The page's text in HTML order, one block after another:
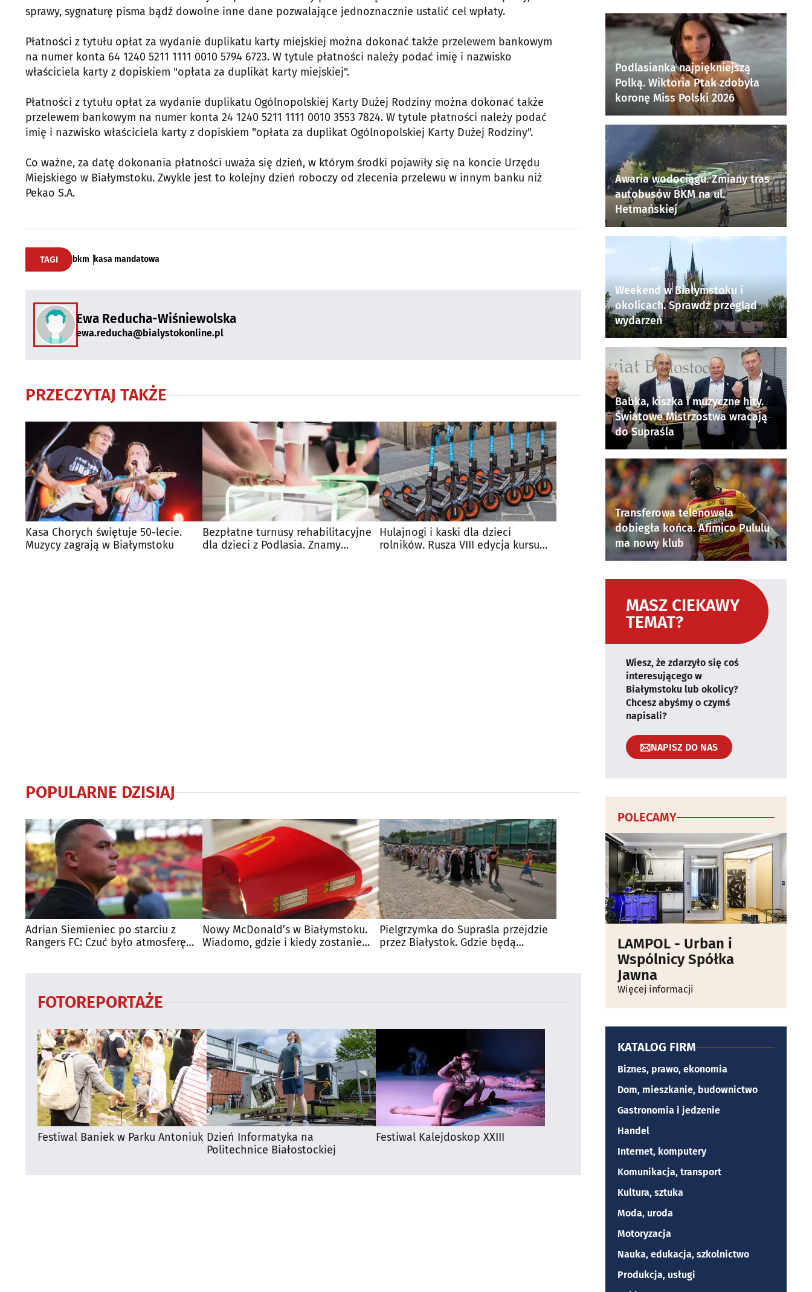
sprawy, sygnaturę pisma bądź dowolne inne dane pozwalające jednoznacznie ustalić cel wpłaty.
Płatności z tytułu opłat za wydanie duplikatu karty miejskiej można dokonać także przelewem bankowym
na numer konta 64 1240 5211 1111 0010 5794 6723. W tytule płatności należy podać imię i nazwisko
właściciela karty z dopiskiem "opłata za duplikat karty miejskiej".
Płatności z tytułu opłat za wydanie duplikatu Ogólnopolskiej Karty Dużej Rodziny można dokonać także
przelewem bankowym na numer konta 24 1240 5211 1111 0010 3553 7824. W tytule płatności należy podać
imię i nazwisko właściciela karty z dopiskiem "opłata za duplikat Ogólnopolskiej Karty Dużej Rodziny".
Co ważne, za datę dokonania płatności uważa się dzień, w którym środki pojawiły się na koncie Urzędu
Miejskiego w Białymstoku. Zwykle jest to kolejny dzień roboczy od zlecenia przelewu w innym banku niż
Pekao S.A.
TAGI bkm kasa mandatowa
Ewa Reducha-Wiśniewolska
ewa.reducha@bialystokonline.pl
PRZECZYTAJ TAKŻE
Kasa Chorych świętuje 50-lecie.
Muzycy zagrają w Białymstoku
Bezpłatne turnusy rehabilitacyjne
dla dzieci z Podlasia. Znamy
Hulajnogi i kaski dla dzieci
rolników. Rusza VIII edycja kursu
POPULARNE DZISIAJ
Adrian Siemieniec po starciu z
Rangers FC: Czuć było atmosferę
Nowy McDonald’s w Białymstoku.
Wiadomo, gdzie i kiedy zostanie
Pielgrzymka do Supraśla przejdzie
przez Białystok. Gdzie będą
FOTOREPORTAŻE
Festiwal Baniek w Parku Antoniuk Dzień Informatyka na
Politechnice Białostockiej
Festiwal Kalejdoskop XXIII
Podlasianka najpiękniejszą
Polką. Wiktoria Ptak zdobyła
koronę Miss Polski 2026
Awaria wodociągu. Zmiany tras
autobusów BKM na ul.
Hetmańskiej
Weekend w Białymstoku i
okolicach. Sprawdź przegląd
wydarzeń
Babka, kiszka i muzyczne hity.
Światowe Mistrzostwa wracają
do Supraśla
Transferowa telenowela
dobiegła końca. Afimico Pululu
ma nowy klub
MASZ CIEKAWY
TEMAT?
Wiesz, że zdarzyło się coś
interesującego w
Białymstoku lub okolicy?
Chcesz abyśmy o czymś
napisali?
NAPISZ DO NAS
POLECAMY
LAMPOL - Urban i
Wspólnicy Spółka
Jawna
Więcej informacji
KATALOG FIRM
Biznes, prawo, ekonomia
Dom, mieszkanie, budownictwo
Gastronomia i jedzenie
Handel
Internet, komputery
Komunikacja, transport
Kultura, sztuka
Moda, uroda
Motoryzacja
Nauka, edukacja, szkolnictwo
Produkcja, usługi